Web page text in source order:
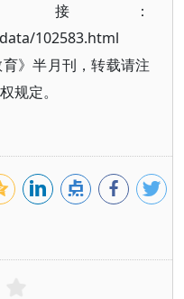
接：
102583.html
》半月刊，转载请注
规定。